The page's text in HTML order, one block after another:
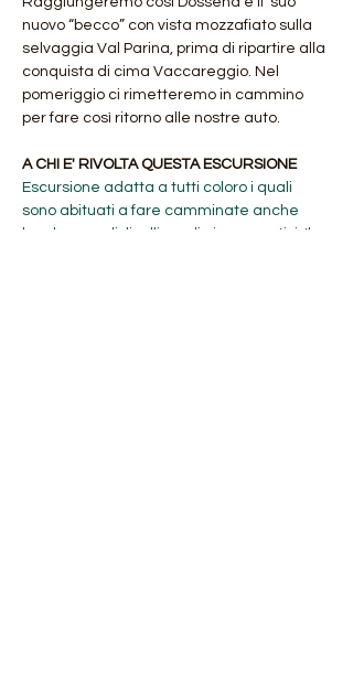
nuovo “becco” con vista mozzafiato sulla
selvaggia Val Parina, prima di ripartire alla
conquista di cima Vaccareggio. Nel
pomeriggio ci rimetteremo in cammino
per fare così ritorno alle nostre auto.
A CHI E' RIVOLTA QUESTA ESCURSIONE
Escursione adatta a tutti coloro i quali
sono abituati a fare camminate anche
lunghe con dislivelli medio impegnativi. Il